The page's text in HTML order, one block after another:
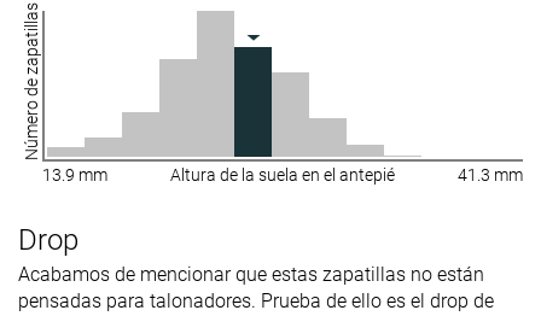
Número de zapatillas
13.9 mm Altura de la suela en el antepié 41.3 mm
Drop
Acabamos de mencionar que estas zapatillas no están
pensadas para talonadores. Prueba de ello es el drop de